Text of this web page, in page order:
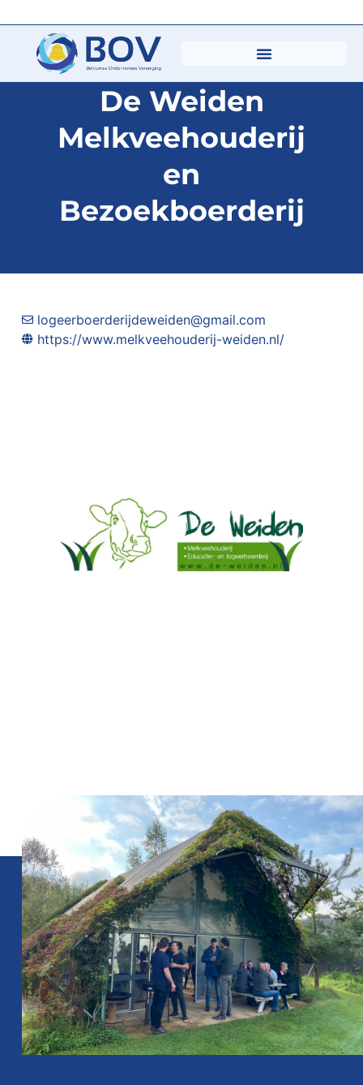
De Weiden
Melkveehouderij
en
Bezoekboerderij
logeerboerderijdeweiden@gmail.com
https://www.melkveehouderij-weiden.nl/